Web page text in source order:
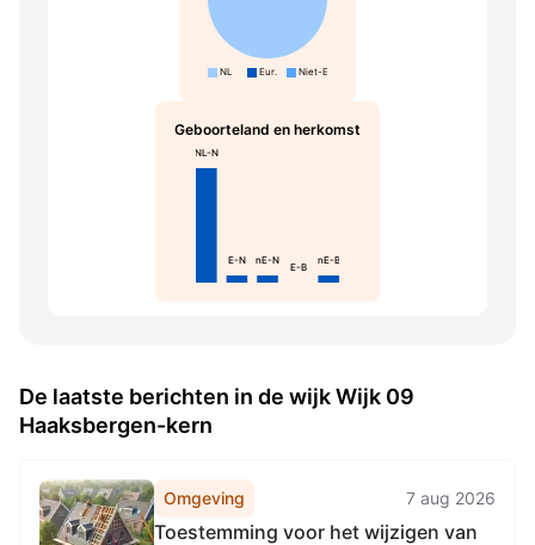
NL Eur. Niet-Eur.
Geboorteland en herkomst
NL-N
E-N nE-N
E-B
nE-B
De laatste berichten in de wijk Wijk 09
Haaksbergen-kern
Omgeving 7 aug 2026
Toestemming voor het wijzigen van